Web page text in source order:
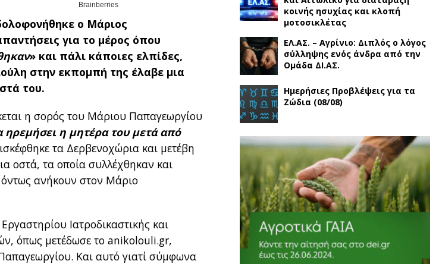
ο Μάριος
για το μέρος όπου
» και πάλι κάποιες ελπίδες,
στην εκπομπή της έλαβε μια
του.
η σορός του Μάριου Παπαγεωργίου
ηρεμήσει η μητέρα του μετά από
τα Δερβενοχώρια και μετέβη
οστά, τα οποία συλλέχθηκαν και
όντως ανήκουν στον Μάριο
Ιατροδικαστικής και
όπως μετέδωσε το anikolouli.gr,
Και αυτό γιατί σύμφωνα
κοινής ησυχίας και κλοπή
μοτοσικλέτας
ΕΛ.ΑΣ. – Αγρίνιο: Διπλός ο λόγος
σύλληψης ενός άνδρα από την
Ομάδα ΔΙ.ΑΣ.
Ημερήσιες Προβλέψεις για τα
Ζώδια (08/08)